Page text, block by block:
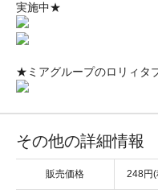
実施中★
★ミアグループのロリィタ
その他の詳細情報
販売価格 248円